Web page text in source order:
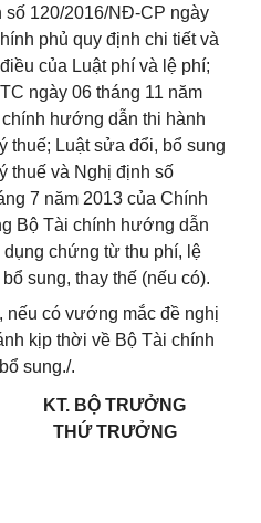
số 120/2016/NĐ-CP ngày
phủ quy định chi tiết và
của Luật phí và lệ phí;
ngày 06 tháng 11 năm
hướng dẫn thi hành
thuế; Luật sửa đổi, bổ sung
thuế và Nghị định số
7 năm 2013 của Chính
Bộ Tài chính hướng dẫn
chứng từ thu phí, lệ
sung, thay thế (nếu có).
nếu có vướng mắc đề nghị
kịp thời về Bộ Tài chính
sung./.
KT. BỘ TRƯỞNG
THỨ TRƯỞNG